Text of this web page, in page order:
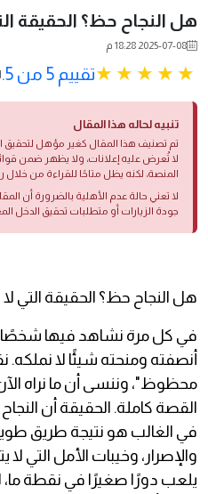
هل النجاح حظ؟ الحقيقة
2025-07-08 18:28 م
تقييم 5 من 5.
تنبيه لحاله هذا المقال
تم تصنيف هذا المقال كغير مؤهل لتحقيق
لا تُعرض عليه إعلانات، ولا يظهر ضمن
المنصة، لكنه يظل متاحًا للقراءة من خلال
لا تعني حالة عدم الأهلية بالضرورة أن
جودة الزيارات أو متطلبات تحقيق الدخل
هل النجاح حظ؟ الحقيقة التي لا
في كل مرة نشاهد فيها شخصًا
أنصفته ومنحته شيئًا لا نملكه.
محظوظ"، وننسى أن ما نراه
القصة كاملة. الحقيقة أن
في الغالب هو نتيجة طريق
والإصرار، وخيبات الأمل التي
يلعب دورًا صغيرًا في نقطة ما،